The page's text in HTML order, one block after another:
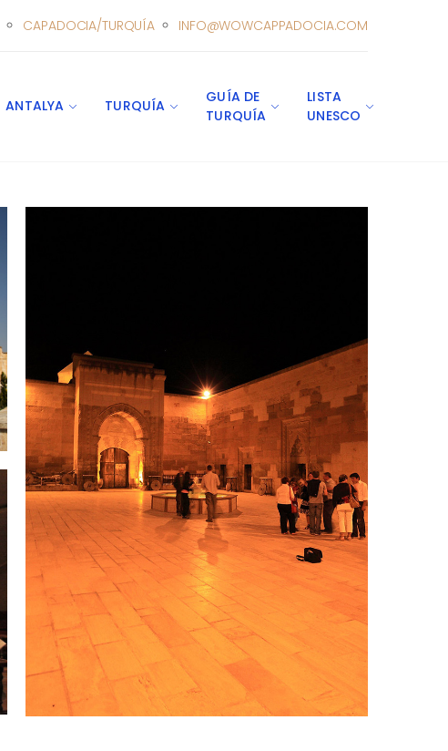
CAPADOCIA/TURQUÍA INFO@WOWCAPPADOCIA.COM
ANTALYA TURQUÍA
GUÍA DE
TURQUÍA
LISTA
UNESCO